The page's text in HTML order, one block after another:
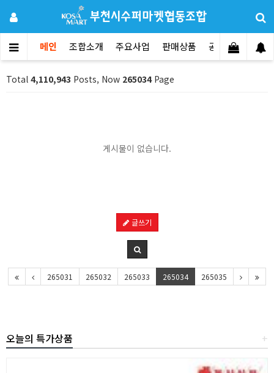
메인 조합소개 주요사업 판매상품 공지사항 문
Total 4,110,943 Posts, Now 265034Page
게시물이 없습니다.
글쓰기
265031 265032 265033 265034 265035
+
오늘의 특가상품